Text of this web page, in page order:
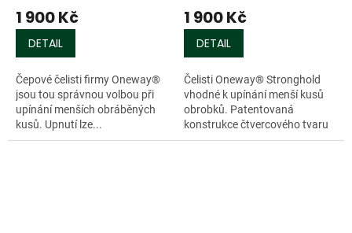
1 900 Kč
DETAIL
Čepové čelisti firmy Oneway®
jsou tou správnou volbou při
upínání menších obráběných
kusů. Upnutí lze...
1 900 Kč
DETAIL
Čelisti Oneway® Stronghold
vhodné k upínání menší kusů
obrobků. Patentovaná
konstrukce čtvercového tvaru
umožňuje...